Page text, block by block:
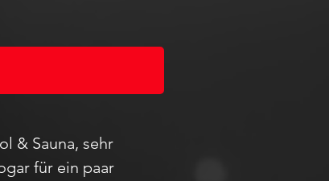
& Sauna, sehr
für ein paar